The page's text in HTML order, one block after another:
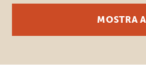
MOSTRA